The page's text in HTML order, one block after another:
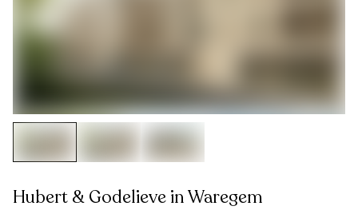
Hubert & Godelieve in Waregem